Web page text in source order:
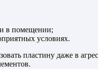
и в помещении;
условиях.
пластину даже в